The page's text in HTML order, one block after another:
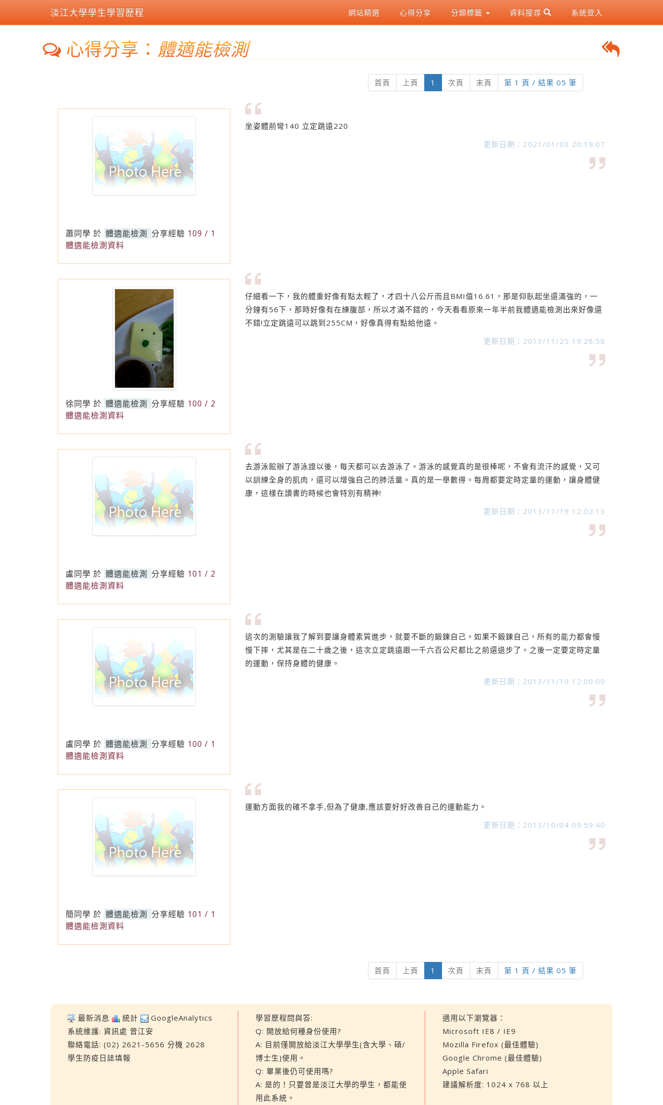
淡江大學學生學習歷程 網站精選 心得分享 分類標籤 資料搜尋 系統登入
心得分享： 體適能檢測
首頁 上頁 1 (current)
次頁 末頁 第 1 頁 / 結果 05 筆
蕭同學 於 體適能檢測 分享經驗 109 / 1
體適能檢測資料
坐姿體前彎140 立定跳遠220
更新日期：2021/01/03 20:19:07
徐同學 於 體適能檢測 分享經驗 100 / 2
體適能檢測資料
仔細看一下，我的體重好像有點太輕了，才四十八公斤而且BMI值16.61，那是仰臥起坐還滿強的，一
分鐘有56下，那時好像有在練腹部，所以才滿不錯的，今天看看原來一年半前我體適能檢測出來好像還
不錯!立定跳遠可以跳到255CM，好像真得有點給他遠。
更新日期：2013/11/25 19:28:58
盧同學 於 體適能檢測 分享經驗 101 / 2
體適能檢測資料
去游泳館辦了游泳證以後，每天都可以去游泳了。游泳的感覺真的是很棒呢，不會有流汗的感覺，又可
以訓練全身的肌肉，還可以增強自己的肺活量。真的是一舉數得。每周都要定時定量的運動，讓身體健
康，這樣在讀書的時候也會特別有精神!
更新日期：2013/11/19 12:02:13
盧同學 於 體適能檢測 分享經驗 100 / 1
體適能檢測資料
這次的測驗讓我了解到要讓身體素質進步，就要不斷的鍛鍊自己。如果不鍛鍊自己，所有的能力都會慢
慢下摔，尤其是在二十歲之後，這次立定跳遠跟一千六百公尺都比之前還退步了。之後一定要定時定量
的運動，保持身體的健康。
更新日期：2013/11/19 12:00:00
簡同學 於 體適能檢測 分享經驗 101 / 1
體適能檢測資料
運動方面我的確不拿手,但為了健康,應該要好好改善自己的運動能力。
更新日期：2013/10/04 09:59:40
首頁 上頁 1 (current)
次頁 末頁 第 1 頁 / 結果 05 筆
最新消息 統計
GoogleAnalytics
系統維護: 資訊處 曾江安
聯絡電話: (02) 2621-5656 分機 2628
學生防疫日誌填報
學習歷程問與答:
Q: 開放給何種身份使用?
A: 目前僅開放給淡江大學學生(含大學、碩/
博士生)使用。
Q: 畢業後仍可使用嗎?
A: 是的！只要曾是淡江大學的學生，都能使
用此系統。
適用以下瀏覽器：
Microsoft IE8 / IE9
Mozilla Firefox (最佳體驗)
Google Chrome (最佳體驗)
Apple Safari
建議解析度: 1024 x 768 以上